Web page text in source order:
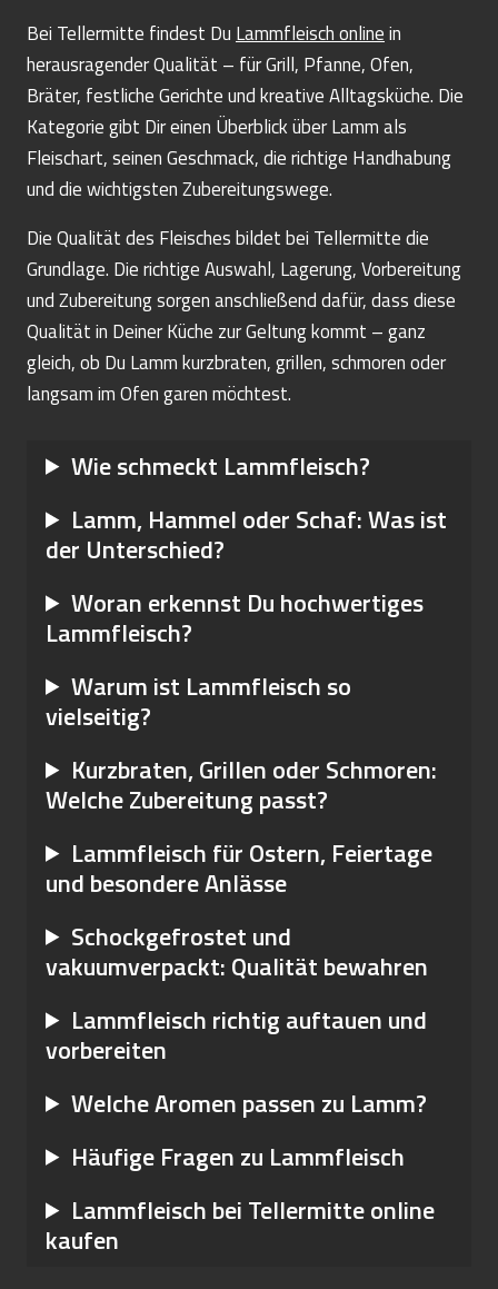
Bei Tellermitte findest Du Lammfleisch onlinein
herausragender Qualität – für Grill, Pfanne, Ofen,
Bräter, festliche Gerichte und kreative Alltagsküche. Die
Kategorie gibt Dir einen Überblick über Lamm als
Fleischart, seinen Geschmack, die richtige Handhabung
und die wichtigsten Zubereitungswege.
Die Qualität des Fleisches bildet bei Tellermitte die
Grundlage. Die richtige Auswahl, Lagerung, Vorbereitung
und Zubereitung sorgen anschließend dafür, dass diese
Qualität in Deiner Küche zur Geltung kommt – ganz
gleich, ob Du Lamm kurzbraten, grillen, schmoren oder
langsam im Ofen garen möchtest.
Wie schmeckt Lammfleisch?
Lamm, Hammel oder Schaf: Was ist
der Unterschied?
Woran erkennst Du hochwertiges
Lammfleisch?
Warum ist Lammfleisch so
vielseitig?
Kurzbraten, Grillen oder Schmoren:
Welche Zubereitung passt?
Lammfleisch für Ostern, Feiertage
und besondere Anlässe
Schockgefrostet und
vakuumverpackt: Qualität bewahren
Lammfleisch richtig auftauen und
vorbereiten
Welche Aromen passen zu Lamm?
Häufige Fragen zu Lammfleisch
Lammfleisch bei Tellermitte online
kaufen